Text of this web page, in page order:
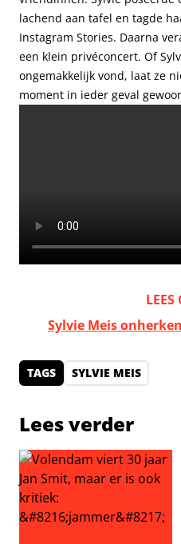
lachend aan tafel en tagde
Instagram Stories. Daarna
een klein privéconcert. Of
ongemakkelijk vond, laat ze
moment in ieder geval
LEES
Sylvie Meis
TAGS SYLVIE MEIS
Lees verder